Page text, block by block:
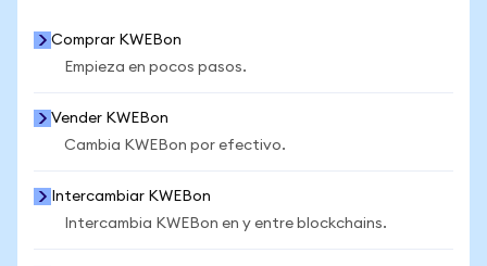
Comprar KWEBon
Empieza en pocos pasos.
Vender KWEBon
Cambia KWEBon por efectivo.
Intercambiar KWEBon
Intercambia KWEBon en y entre blockchains.